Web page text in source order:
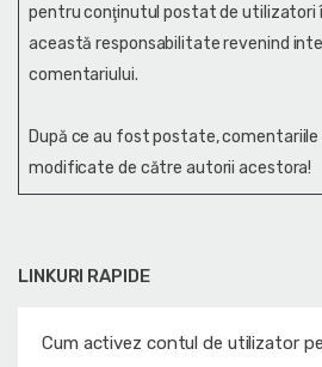
LINKURI RAPIDE
Cum activez contul de utilizator
pentru conţinutul postat de utilizatori
această responsabilitate revenind
comentariului.
După ce au fost postate,
modificate de către autorii acestora!